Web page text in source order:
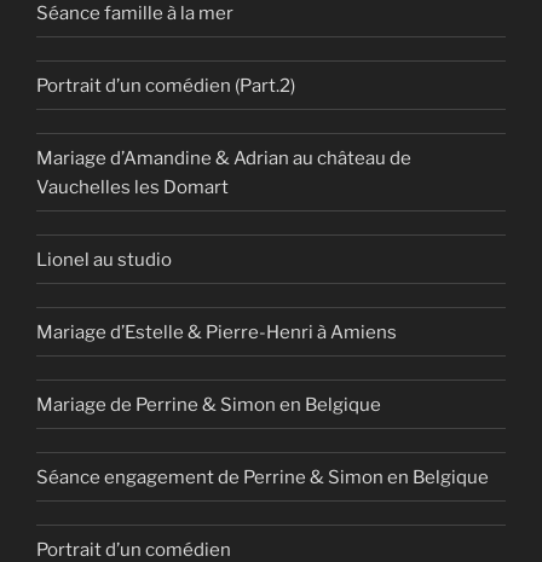
Séance famille à la mer
Portrait d’un comédien (Part.2)
Mariage d’Amandine & Adrian au château de
Vauchelles les Domart
Lionel au studio
Mariage d’Estelle & Pierre-Henri à Amiens
Mariage de Perrine & Simon en Belgique
Séance engagement de Perrine & Simon en Belgique
Portrait d’un comédien